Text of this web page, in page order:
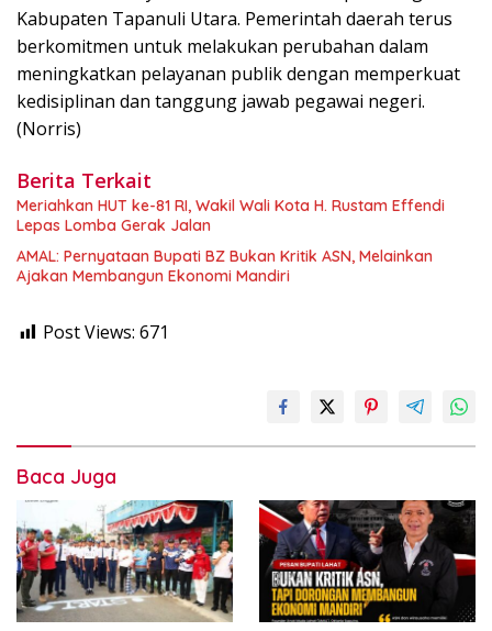
Kabupaten Tapanuli Utara. Pemerintah daerah terus
berkomitmen untuk melakukan perubahan dalam
meningkatkan pelayanan publik dengan memperkuat
kedisiplinan dan tanggung jawab pegawai negeri.
(Norris)
Berita Terkait
Meriahkan HUT ke-81 RI, Wakil Wali Kota H. Rustam Effendi
Lepas Lomba Gerak Jalan
AMAL: Pernyataan Bupati BZ Bukan Kritik ASN, Melainkan
Ajakan Membangun Ekonomi Mandiri
Post Views: 671
Baca Juga